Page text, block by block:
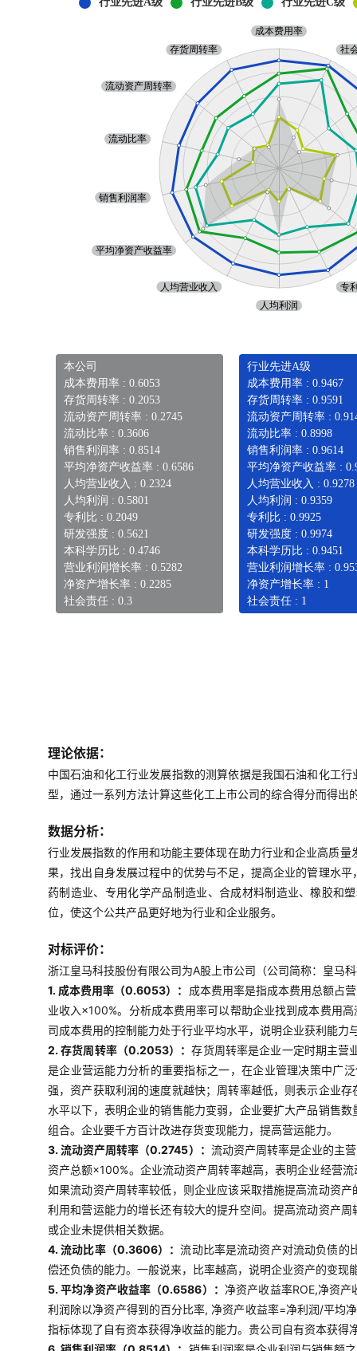
本公司
成本费用率 : 0.6053
存货周转率 : 0.2053
流动资产周转率 : 0.2745
流动比率 : 0.3606
销售利润率 : 0.8514
平均净资产收益率 : 0.6586
人均营业收入 : 0.2324
人均利润 : 0.5801
专利比 : 0.2049
研发强度 : 0.5621
本科学历比 : 0.4746
营业利润增长率 : 0.5282
净资产增长率 : 0.2285
社会责任 : 0.3
行业先进A级
成本费用率 : 0.9467
存货周转率 : 0.9591
流动资产周转率 :
流动比率 : 0.8998
销售利润率 : 0.9614
平均净资产收益率 :
人均营业收入 : 0.9278
人均利润 : 0.9359
专利比 : 0.9925
研发强度 : 0.9974
本科学历比 : 0.9451
营业利润增长率 :
净资产增长率 : 1
社会责任 : 1
理论依据：
中国石油和化工行业发展指数的测算依据是我国石油和化工
型，通过一系列方法计算这些化工上市公司的综合得分而得
数据分析：
行业发展指数的作用和功能主要体现在助力行业和企业高质
果，找出自身发展过程中的优势与不足，提高企业的管理水
药制造业、专用化学产品制造业、合成材料制造业、橡胶和
位，使这个公共产品更好地为行业和企业服务。
对标评价：
浙江皇马科技股份有限公司为A股上市公司（公司简称：皇马
1. 成本费用率（0.6053）： 成本费用率是指成本费用总额占
业收入×100%。分析成本费用率可以帮助企业找到成本费用
司成本费用的控制能力处于行业平均水平，说明企业获利能力
2. 存货周转率（0.2053）：存货周转率是企业一定时期主营
是企业营运能力分析的重要指标之一，在企业管理决策中广
强，资产获取利润的速度就越快；周转率越低，则表示企业
水平以下，表明企业的销售能力变弱，企业要扩大产品销售
组合。企业要千方百计改进存货变现能力，提高营运能力。
3. 流动资产周转率（0.2745）： 流动资产周转率是企业的主
资产总额×100%。企业流动资产周转率越高，表明企业经营
如果流动资产周转率较低，则企业应该采取措施提高流动资
利用和营运能力的增长还有较大的提升空间。提高流动资产
或企业未提供相关数据。
4. 流动比率（0.3606）：流动比率是流动资产对流动负债的
偿还负债的能力。一般说来，比率越高，说明企业资产的变
5. 平均净资产收益率（0.6586）： 净资产收益率ROE,净资
利润除以净资产得到的百分比率, 净资产收益率=净利润/平均
指标体现了自有资本获得净收益的能力。贵公司自有资本获